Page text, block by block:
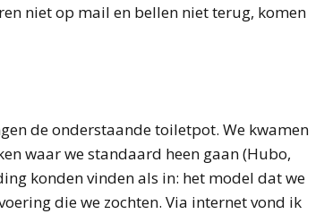
niet op mail en bellen niet terug, komen
de onderstaande toiletpot. We kwamen
waar we standaard heen gaan (Hubo,
konden vinden als in: het model dat we
die we zochten. Via internet vond ik